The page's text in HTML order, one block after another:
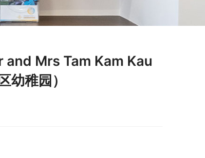
and Mrs Tam Kam Kau
稚园）